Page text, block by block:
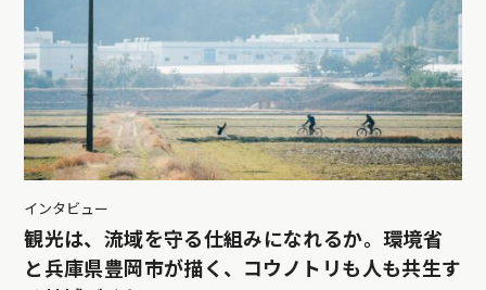
インタビュー
観光は、流域を守る仕組みになれるか。環境省
と兵庫県豊岡市が描く、コウノトリも人も共生す